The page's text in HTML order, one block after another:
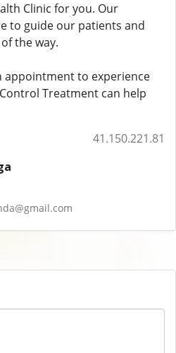
Clinic for you. Our
to guide our patients and
the way.
appointment to experience
Treatment can help
41.150.221.81